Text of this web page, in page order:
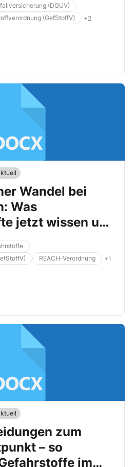
(DGUV)
(GefStoffV) +2
Wandel bei
Was
jetzt wissen und
REACH-Verordnung +1
zum
– so
im